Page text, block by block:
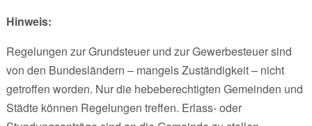
Hinweis:
Regelungen zur Grundsteuer und zur Gewerbesteuer sind
von den Bundesländern – mangels Zuständigkeit – nicht
getroffen worden. Nur die hebeberechtigten Gemeinden und
Städte können Regelungen treffen. Erlass- oder